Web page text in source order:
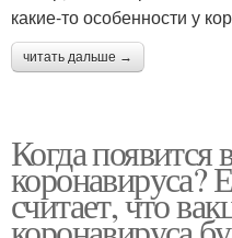
какие-то особенности у
читать дальше →
Когда появится
считает, что